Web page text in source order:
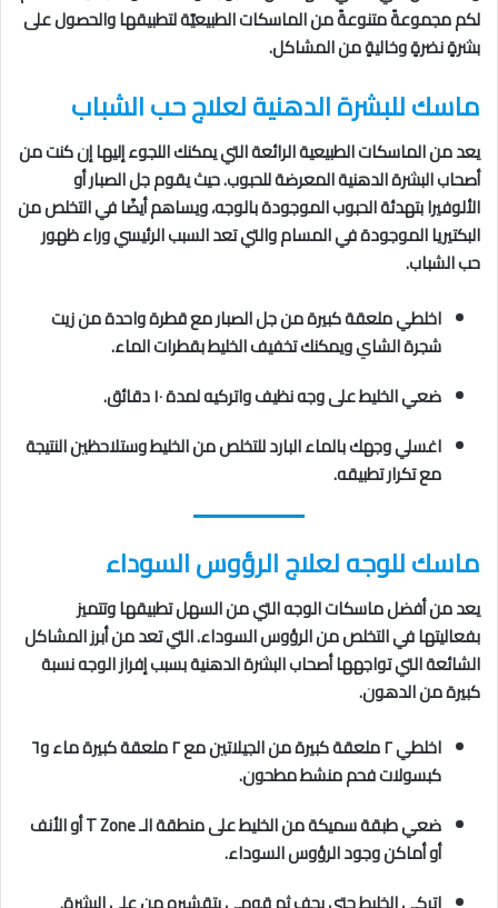
لكم مجموعةً متنوعةً من الماسكات الطبيعيّة لتطبيقها والحصول على
بشرةٍ نضرةٍ وخاليةٍ من المشاكل.
ماسك للبشرة الدهنية لعلاج حب الشباب
يعد من الماسكات الطبيعية الرائعة التي يمكنك اللجوء إليها إن كنت من
أصحاب البشرة الدهنية المعرضة للحبوب. حيث يقوم جل الصبار أو
الألوفيرا بتهدئة الحبوب الموجودة بالوجه، ويساهم أيضًا في التخلص من
البكتيريا الموجودة في المسام والتي تعد السبب الرئيسي وراء ظهور
حب الشباب.
اخلطي ملعقة كبيرة من جل الصبار مع قطرة واحدة من زيت
شجرة الشاي ويمكنك تخفيف الخليط بقطرات الماء.
ضعي الخليط على وجه نظيف واتركيه لمدة ١٠ دقائق.
اغسلي وجهك بالماء البارد للتخلص من الخليط وستلاحظين النتيجة
مع تكرار تطبيقه.
ماسك للوجه لعلاج الرؤوس السوداء
يعد من أفضل ماسكات الوجه التي من السهل تطبيقها وتتميز
بفعاليتها في التخلص من الرؤوس السوداء. التي تعد من أبرز المشاكل
الشائعة التي تواجهها أصحاب البشرة الدهنية بسبب إفراز الوجه نسبة
كبيرة من الدهون.
اخلطي ٢ ملعقة كبيرة من الجيلاتين مع ٢ ملعقة كبيرة ماء و٦
كبسولات فحم منشط مطحون.
ضعي طبقة سميكة من الخليط على منطقة الـ T Zone أو الأنف
أو أماكن وجود الرؤوس السوداء.